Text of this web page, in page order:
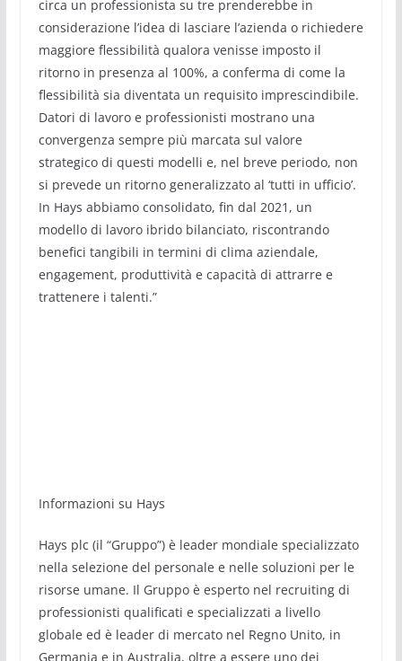
circa un professionista su tre prenderebbe in
considerazione l’idea di lasciare l’azienda o richiedere
maggiore flessibilità qualora venisse imposto il
ritorno in presenza al 100%, a conferma di come la
flessibilità sia diventata un requisito imprescindibile.
Datori di lavoro e professionisti mostrano una
convergenza sempre più marcata sul valore
strategico di questi modelli e, nel breve periodo, non
si prevede un ritorno generalizzato al ‘tutti in ufficio’.
In Hays abbiamo consolidato, fin dal 2021, un
modello di lavoro ibrido bilanciato, riscontrando
benefici tangibili in termini di clima aziendale,
engagement, produttività e capacità di attrarre e
trattenere i talenti.”
Informazioni su Hays
Hays plc (il “Gruppo”) è leader mondiale specializzato
nella selezione del personale e nelle soluzioni per le
risorse umane. Il Gruppo è esperto nel recruiting di
professionisti qualificati e specializzati a livello
globale ed è leader di mercato nel Regno Unito, in
Germania e in Australia, oltre a essere uno dei